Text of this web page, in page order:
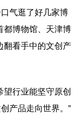
气逛了好几家博
都博物馆、天津博
翻看手中的文创产
望行业能坚守原创
产品走向世界。”